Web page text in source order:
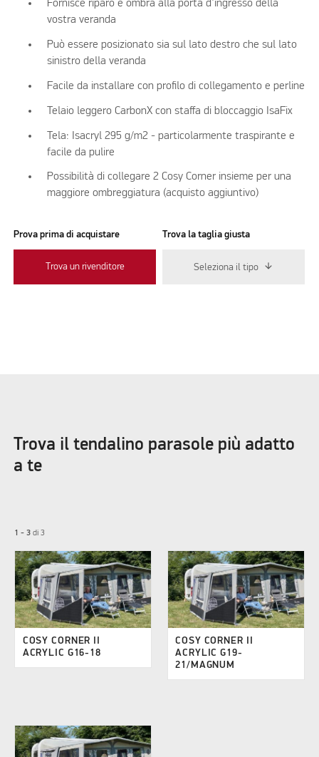
Fornisce riparo e ombra alla porta d'ingresso della
vostra veranda
Può essere posizionato sia sul lato destro che sul lato
sinistro della veranda
Facile da installare con profilo di collegamento e perline
Telaio leggero CarbonX con staffa di bloccaggio IsaFix
Tela: Isacryl 295 g/m2 - particolarmente traspirante e
facile da pulire
Possibilità di collegare 2 Cosy Corner insieme per una
maggiore ombreggiatura (acquisto aggiuntivo)
Prova prima di acquistare
Trova un rivenditore
Trova la taglia giusta
Seleziona il tipo
Trova il tendalino parasole più adatto
a te
1 - 3di 3
COSY CORNER II
ACRYLIC G16-18
COSY CORNER II
ACRYLIC G19-
21/MAGNUM